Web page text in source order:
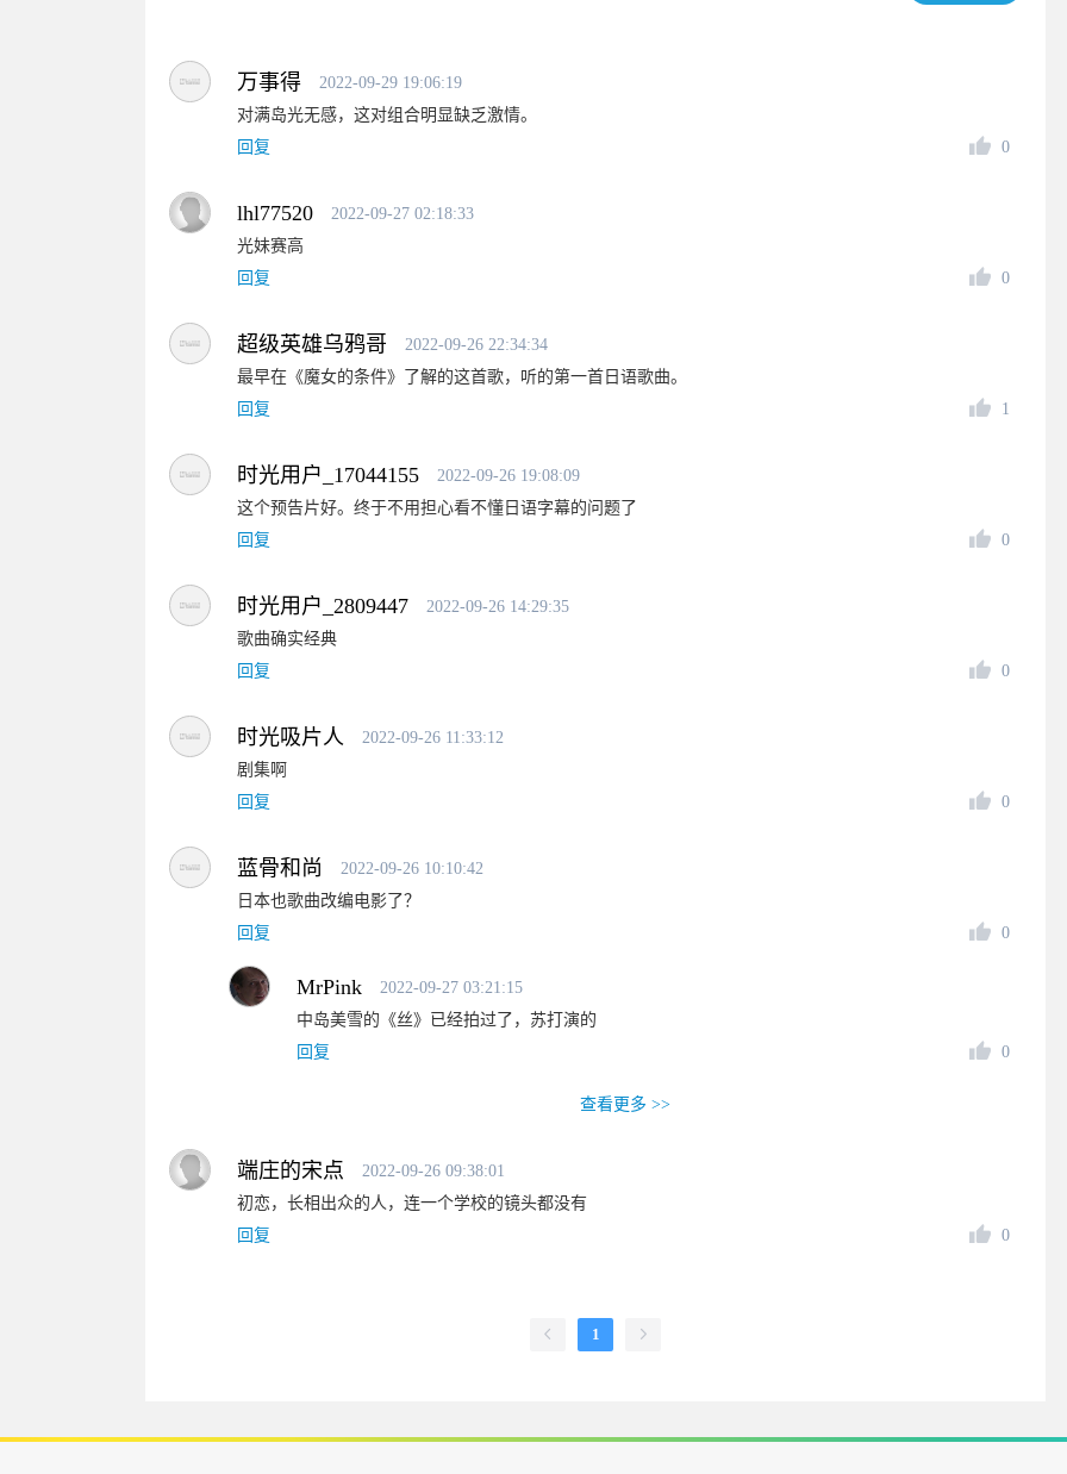
万事得
2022-09-29 19:06:19
对满岛光无感，这对组合明显缺乏激情。
回复
0
lhl77520
2022-09-27 02:18:33
光妹赛高
回复
0
超级英雄乌鸦哥
2022-09-26 22:34:34
最早在《魔女的条件》了解的这首歌，听的第一首日语歌曲。
回复
1
时光用户_17044155
2022-09-26 19:08:09
这个预告片好。终于不用担心看不懂日语字幕的问题了
回复
0
时光用户_2809447
2022-09-26 14:29:35
歌曲确实经典
回复
0
时光吸片人
2022-09-26 11:33:12
剧集啊
回复
0
蓝骨和尚
2022-09-26 10:10:42
日本也歌曲改编电影了？
回复
0
MrPink
2022-09-27 03:21:15
中岛美雪的《丝》已经拍过了，苏打演的
回复
0
查看更多 >>
端庄的宋点
2022-09-26 09:38:01
初恋，长相出众的人，连一个学校的镜头都没有
回复
0
1